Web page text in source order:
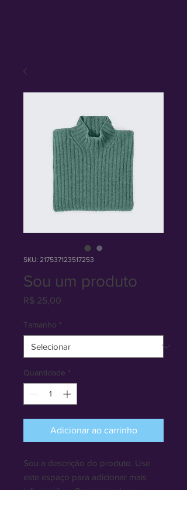
SKU: 217537123517253
Sou um produto
R$ 25,00
Tamanho *
Quantidade *
Adicionar ao carrinho
Sou a descrição do produto. Use
este espaço para adicionar mais
informações. Os compradores